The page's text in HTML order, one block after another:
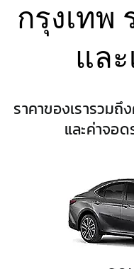
กรุงเทพ
แล
ราคาของเรารวม
และค่าจอ